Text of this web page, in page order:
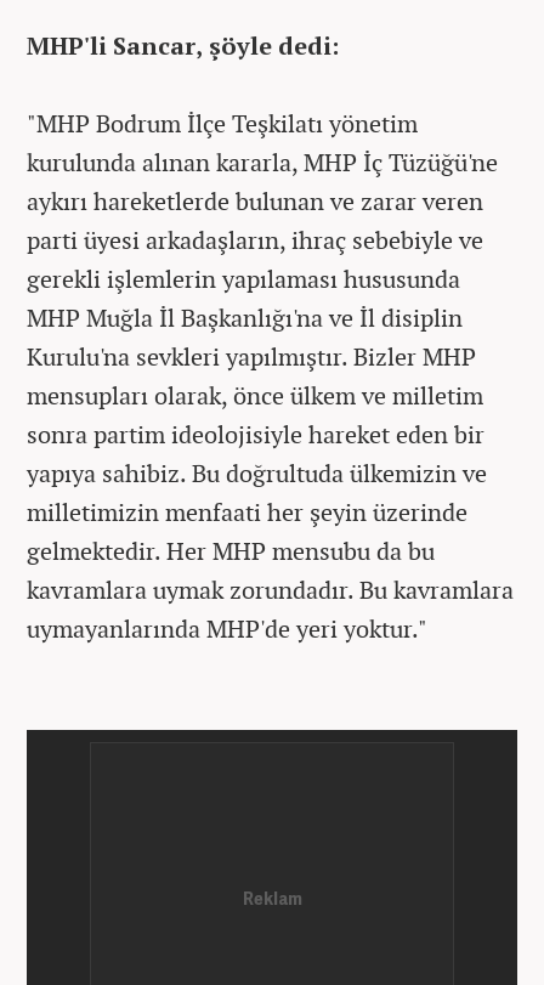
MHP'li Sancar, şöyle dedi:
"MHP Bodrum İlçe Teşkilatı yönetim
kurulunda alınan kararla, MHP İç Tüzüğü'ne
aykırı hareketlerde bulunan ve zarar veren
parti üyesi arkadaşların, ihraç sebebiyle ve
gerekli işlemlerin yapılaması hususunda
MHP Muğla İl Başkanlığı'na ve İl disiplin
Kurulu'na sevkleri yapılmıştır. Bizler MHP
mensupları olarak, önce ülkem ve milletim
sonra partim ideolojisiyle hareket eden bir
yapıya sahibiz. Bu doğrultuda ülkemizin ve
milletimizin menfaati her şeyin üzerinde
gelmektedir. Her MHP mensubu da bu
kavramlara uymak zorundadır. Bu kavramlara
uymayanlarında MHP'de yeri yoktur."